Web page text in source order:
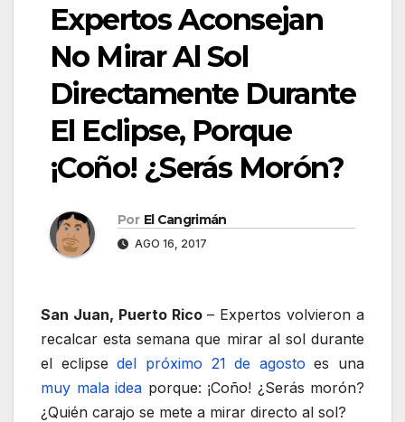
Expertos Aconsejan
No Mirar Al Sol
Directamente Durante
El Eclipse, Porque
¡Coño! ¿Serás Morón?
Por El Cangrimán
AGO 16, 2017
San Juan, Puerto Rico– Expertos volvieron a
recalcar esta semana que mirar al sol durante
el eclipsedel próximo 21 de agosto es una
muy mala idea porque: ¡Coño! ¿Serás morón?
¿Quién carajo se mete a mirar directo al sol?